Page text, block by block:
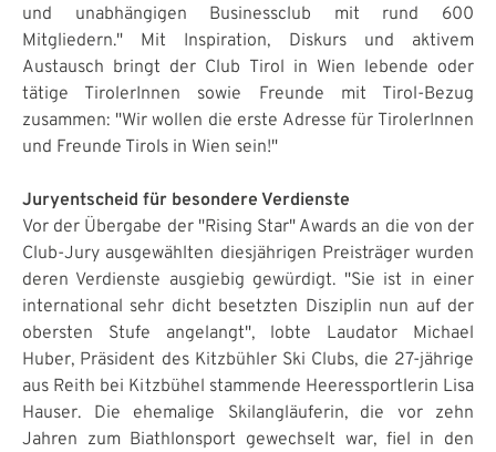
und unabhängigen Businessclub mit rund 600
Mitgliedern." Mit Inspiration, Diskurs und aktivem
Austausch bringt der Club Tirol in Wien lebende oder
tätige TirolerInnen sowie Freunde mit Tirol-Bezug
zusammen: "Wir wollen die erste Adresse für TirolerInnen
und Freunde Tirols in Wien sein!"
Juryentscheid für besondere Verdienste
Vor der Übergabe der "Rising Star" Awards an die von der
Club-Jury ausgewählten diesjährigen Preisträger wurden
deren Verdienste ausgiebig gewürdigt. "Sie ist in einer
international sehr dicht besetzten Disziplin nun auf der
obersten Stufe angelangt", lobte Laudator Michael
Huber, Präsident des Kitzbühler Ski Clubs, die 27-jährige
aus Reith bei Kitzbühel stammende Heeressportlerin Lisa
Hauser. Die ehemalige Skilangläuferin, die vor zehn
Jahren zum Biathlonsport gewechselt war, fiel in den